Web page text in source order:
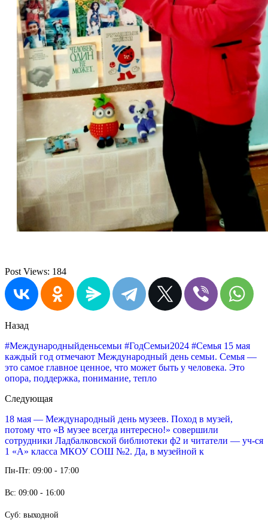
Post Views: 184
Назад
#Международныйденьсемьи #ГодСемьи2024 #Семья 15 мая
каждый год отмечают Международный день семьи. Семья —
это самое главное ценное, что может быть у человека. Это
опора, поддержка, понимание, тепло
Следующая
18 мая — Международный день музеев. Поход в музей,
потому что «В музее всегда интересно!» совершили
сотрудники Ладбалковской библиотеки ф2 и читатели — уч-ся
1 «А» класса МКОУ СОШ №2. Да, в музейной к
Пн-Пт: 09:00 - 17:00
Вс: 09:00 - 16:00
Суб: выходной